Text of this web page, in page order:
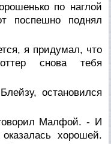
по наглой
поспешно поднял
я придумал, что
снова тебя
остановился
Малфой. - И
хорошей.